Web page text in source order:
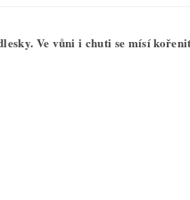
Ve vůni i chuti se mísí